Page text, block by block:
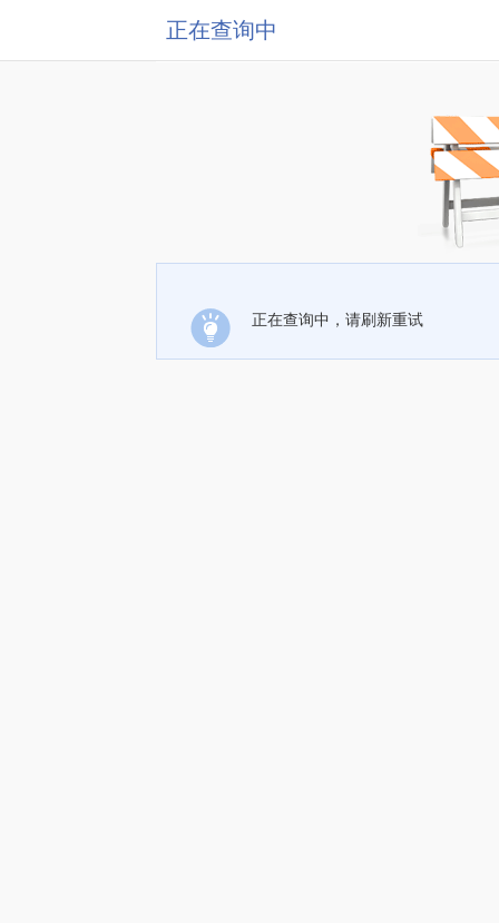
正在查询中
正在查询中，请刷新重试